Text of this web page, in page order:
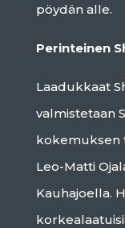
pöydän alle.
Perinteinen
Laadukkaat
valmistetaan
kokemuksen
Leo-Matti
Kauhajoella.